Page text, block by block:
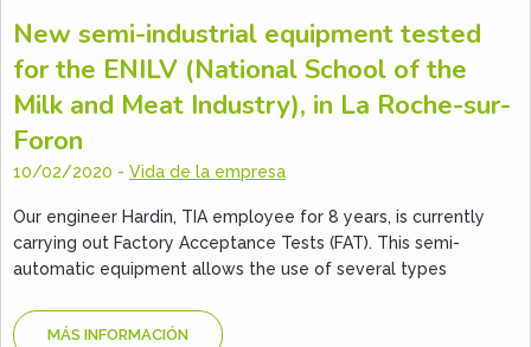
New semi-industrial equipment tested
for the ENILV (National School of the
Milk and Meat Industry), in La Roche-sur-
Foron
10/02/2020 - Vida de la empresa
Our engineer Hardin, TIA employee for 8 years, is currently
carrying out Factory Acceptance Tests (FAT). This semi-
automatic equipment allows the use of several types
MÁS INFORMACIÓN